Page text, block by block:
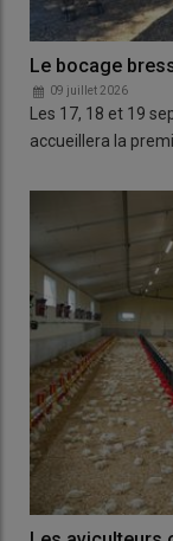
Le bocage
09 juillet 2026
Les 17, 18 et 19
accueillera la